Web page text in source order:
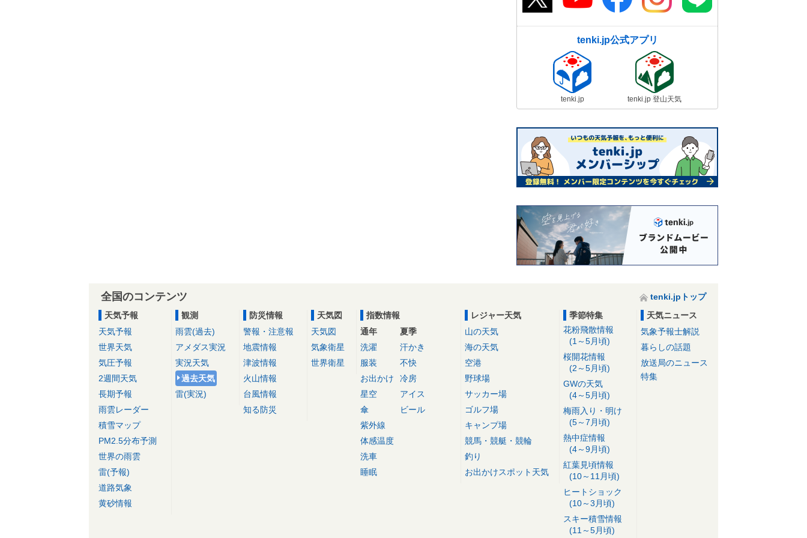
tenki.jp公式アプリ
tenki.jp tenki.jp 登山天気
全国のコンテンツ
tenki.jpトップ
天気予報
天気予報
世界天気
気圧予報
2週間天気
長期予報
雨雲レーダー
積雪マップ
PM2.5分布予測
世界の雨雲
雷(予報)
道路気象
黄砂情報
観測
雨雲(過去)
アメダス実況
実況天気
過去天気
雷(実況)
防災情報
警報・注意報
地震情報
津波情報
火山情報
台風情報
知る防災
天気図
天気図
気象衛星
世界衛星
指数情報
通年
洗濯
服装
お出かけ
星空
傘
紫外線
体感温度
洗車
睡眠
夏季
汗かき
不快
冷房
アイス
ビール
レジャー天気
山の天気
海の天気
空港
野球場
サッカー場
ゴルフ場
キャンプ場
競馬・競艇・競輪
釣り
お出かけスポット天気
季節特集
花粉飛散情報
(1～5月頃)
桜開花情報
(2～5月頃)
GWの天気
(4～5月頃)
梅雨入り・明け
(5～7月頃)
熱中症情報
(4～9月頃)
紅葉見頃情報
(10～11月頃)
ヒートショック
(10～3月頃)
スキー積雪情報
(11～5月頃)
天気ニュース
気象予報士解説
暮らしの話題
放送局のニュース
特集